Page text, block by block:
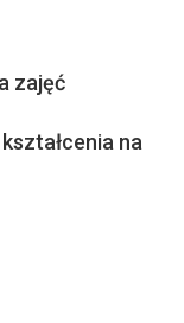
zajęć
na